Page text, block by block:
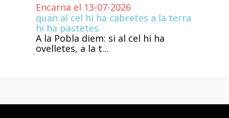
Encarna el 13-07-2026
quan al cel hi ha cabretes a la terra
hi ha pastetes
A la Pobla diem: si al cel hi ha
ovelletes, a la t...